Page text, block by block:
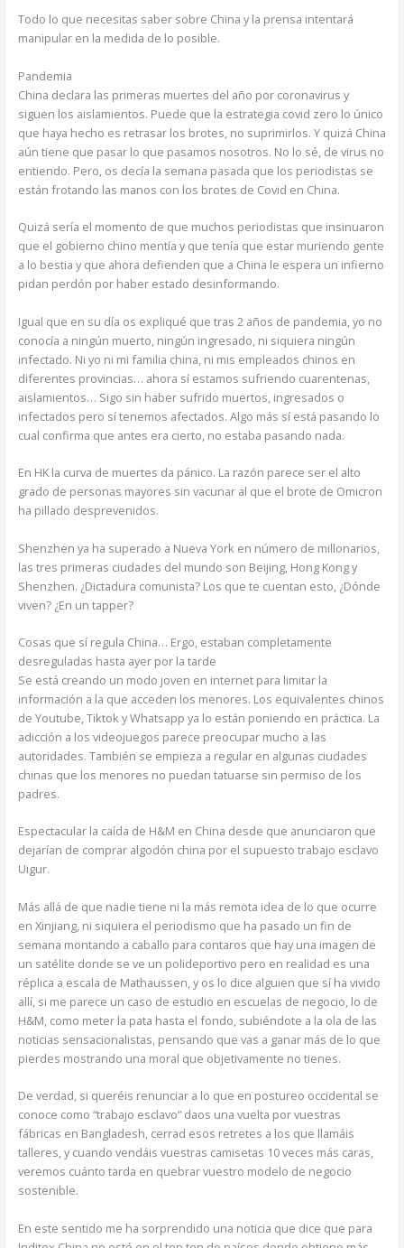
Todo lo que necesitas saber sobre China y la prensa intentará
manipular en la medida de lo posible.
Pandemia
China declara las primeras muertes del año por coronavirus y
siguen los aislamientos. Puede que la estrategia covid zero lo único
que haya hecho es retrasar los brotes, no suprimirlos. Y quizá China
aún tiene que pasar lo que pasamos nosotros. No lo sé, de virus no
entiendo. Pero, os decía la semana pasada que los periodistas se
están frotando las manos con los brotes de Covid en China.
Quizá sería el momento de que muchos periodistas que insinuaron
que el gobierno chino mentía y que tenía que estar muriendo gente
a lo bestia y que ahora defienden que a China le espera un infierno
pidan perdón por haber estado desinformando.
Igual que en su día os expliqué que tras 2 años de pandemia, yo no
conocía a ningún muerto, ningún ingresado, ni siquiera ningún
infectado. Ni yo ni mi familia china, ni mis empleados chinos en
diferentes provincias… ahora sí estamos sufriendo cuarentenas,
aislamientos… Sigo sin haber sufrido muertos, ingresados o
infectados pero sí tenemos afectados. Algo más sí está pasando lo
cual confirma que antes era cierto, no estaba pasando nada.
En HK la curva de muertes da pánico. La razón parece ser el alto
grado de personas mayores sin vacunar al que el brote de Omicron
ha pillado desprevenidos.
Shenzhen ya ha superado a Nueva York en número de millonarios,
las tres primeras ciudades del mundo son Beijing, Hong Kong y
Shenzhen. ¿Dictadura comunista? Los que te cuentan esto, ¿Dónde
viven? ¿En un tapper?
Cosas que sí regula China… Ergo, estaban completamente
desreguladas hasta ayer por la tarde
Se está creando un modo joven en internet para limitar la
información a la que acceden los menores. Los equivalentes chinos
de Youtube, Tiktok y Whatsapp ya lo están poniendo en práctica. La
adicción a los videojuegos parece preocupar mucho a las
autoridades. También se empieza a regular en algunas ciudades
chinas que los menores no puedan tatuarse sin permiso de los
padres.
Espectacular la caída de H&M en China desde que anunciaron que
dejarían de comprar algodón china por el supuesto trabajo esclavo
Uigur.
Más allá de que nadie tiene ni la más remota idea de lo que ocurre
en Xinjiang, ni siquiera el periodismo que ha pasado un fin de
semana montando a caballo para contaros que hay una imagen de
un satélite donde se ve un polideportivo pero en realidad es una
réplica a escala de Mathaussen, y os lo dice alguien que sí ha vivido
allí, si me parece un caso de estudio en escuelas de negocio, lo de
H&M, como meter la pata hasta el fondo, subiéndote a la ola de las
noticias sensacionalistas, pensando que vas a ganar más de lo que
pierdes mostrando una moral que objetivamente no tienes.
De verdad, si queréis renunciar a lo que en postureo occidental se
conoce como “trabajo esclavo” daos una vuelta por vuestras
fábricas en Bangladesh, cerrad esos retretes a los que llamáis
talleres, y cuando vendáis vuestras camisetas 10 veces más caras,
veremos cuánto tarda en quebrar vuestro modelo de negocio
sostenible.
En este sentido me ha sorprendido una noticia que dice que para